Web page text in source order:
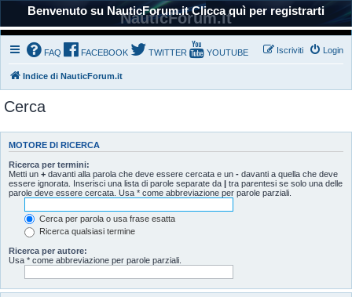
Benvenuto su NauticForum.it Clicca quì per registrarti
NauticForum.it
FAQ FACEBOOK TWITTER YOUTUBE Login
Iscriviti
Indice di NauticForum.it
Cerca
MOTORE DI RICERCA
Ricerca per termini:
Metti un + davanti alla parola che deve essere cercata e un - davanti a quella che deve
essere ignorata. Inserisci una lista di parole separate da | tra parentesi se solo una delle
parole deve essere cercata. Usa * come abbreviazione per parole parziali.
Cerca per parola o usa frase esatta
Ricerca qualsiasi termine
Ricerca per autore:
Usa * come abbreviazione per parole parziali.